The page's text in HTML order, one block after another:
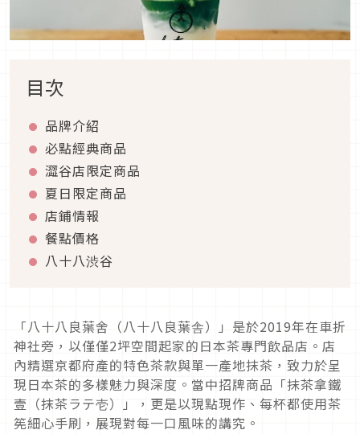
目次
品牌介紹
必點經典商品
澀谷店限定商品
夏日限定商品
店鋪情報
餐點價格
八十八渋谷
「八十八良葉舍（八十八良葉舎）」是於2019年在車折
神社旁，以僅僅2坪空間起家的日本茶專門飲品店。店
內精選京都府產的特色茶款與單一產地抹茶，致力於呈
現日本茶的多樣魅力與深度。當中招牌商品「抹茶拿鐵
壹（抹茶ラテ壱）」，更是以現點現作、每杯都使用茶
筅細心手刷，展現對每一口風味的講究。